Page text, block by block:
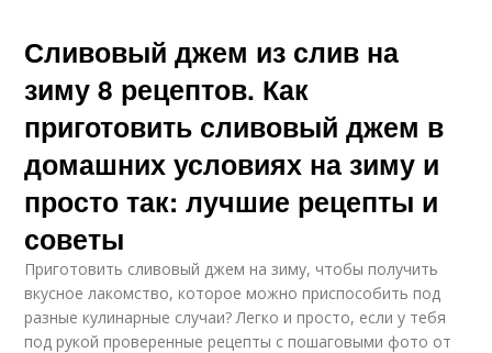
Сливовый джем из слив на
зиму 8 рецептов. Как
приготовить сливовый джем в
домашних условиях на зиму и
просто так: лучшие рецепты и
советы
Приготовить сливовый джем на зиму, чтобы получить
вкусное лакомство, которое можно приспособить под
разные кулинарные случаи? Легко и просто, если у тебя
под рукой проверенные рецепты с пошаговыми фото от